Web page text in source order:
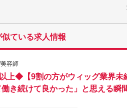
ている求人情報
容師
上◆【9割の方がウィッグ業界未
き続けて良かった」と思える瞬